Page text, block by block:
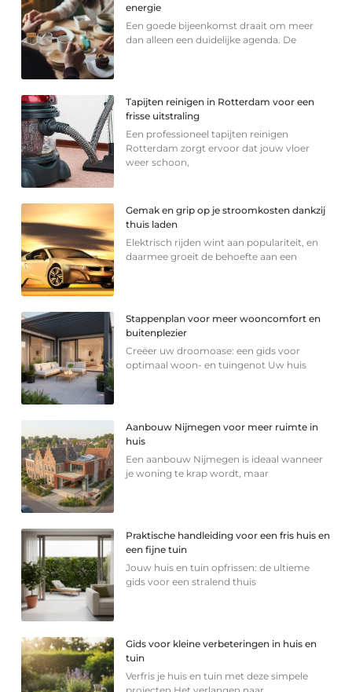
energie
Een goede bijeenkomst draait om meer
dan alleen een duidelijke agenda. De
Tapijten reinigen in Rotterdam voor een
frisse uitstraling
Een professioneel tapijten reinigen
Rotterdam zorgt ervoor dat jouw vloer
weer schoon,
Gemak en grip op je stroomkosten dankzij
thuis laden
Elektrisch rijden wint aan populariteit, en
daarmee groeit de behoefte aan een
Stappenplan voor meer wooncomfort en
buitenplezier
Creëer uw droomoase: een gids voor
optimaal woon- en tuingenot Uw huis
Aanbouw Nijmegen voor meer ruimte in
huis
Een aanbouw Nijmegen is ideaal wanneer
je woning te krap wordt, maar
Praktische handleiding voor een fris huis en
een fijne tuin
Jouw huis en tuin opfrissen: de ultieme
gids voor een stralend thuis
Gids voor kleine verbeteringen in huis en
tuin
Verfris je huis en tuin met deze simpele